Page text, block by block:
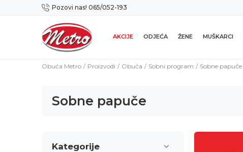
Pozovi nas! 065/052-193
Preuzmi NOVU Metro mobilnu aplikaciju!
AKCIJE ODJEĆA ŽENE MUŠKARCI
Obuća Metro Proizvodi Obuća Sobni program Sobne papuče
Sobne papuče
Kategorije